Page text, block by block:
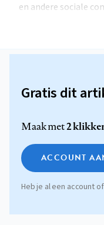
en andere sociale
Gratis dit
Maak met2
ACCOUNT
Heb je al een account